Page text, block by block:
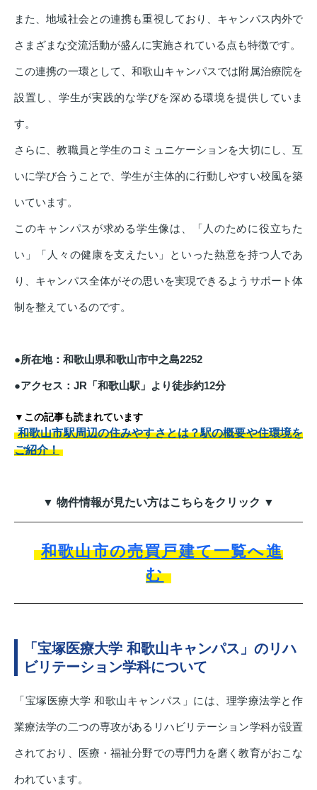
また、地域社会との連携も重視しており、キャンパス内外で
さまざまな交流活動が盛んに実施されている点も特徴です。
この連携の一環として、和歌山キャンパスでは附属治療院を
設置し、学生が実践的な学びを深める環境を提供していま
す。
さらに、教職員と学生のコミュニケーションを大切にし、互
いに学び合うことで、学生が主体的に行動しやすい校風を築
いています。
このキャンパスが求める学生像は、「人のために役立ちた
い」「人々の健康を支えたい」といった熱意を持つ人であ
り、キャンパス全体がその思いを実現できるようサポート体
制を整えているのです。
●所在地：和歌山県和歌山市中之島2252
●アクセス：JR「和歌山駅」より徒歩約12分
▼この記事も読まれています
和歌山市駅周辺の住みやすさとは？駅の概要や住環境を
ご紹介！
▼ 物件情報が見たい方はこちらをクリック ▼
和歌山市の売買戸建て一覧へ進
む
「宝塚医療大学 和歌山キャンパス」のリハ
ビリテーション学科について
「宝塚医療大学 和歌山キャンパス」には、理学療法学と作
業療法学の二つの専攻があるリハビリテーション学科が設置
されており、医療・福祉分野での専門力を磨く教育がおこな
われています。